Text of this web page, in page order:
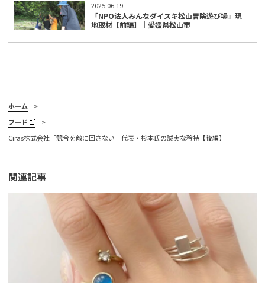
2025.06.19
「NPO法人みんなダイスキ松山冒険遊び場」現
地取材【前編】｜愛媛県松山市
ホーム
フード
Ciras株式会社「競合を敵に回さない」代表・杉本氏の誠実な矜持【後編】
関連記事